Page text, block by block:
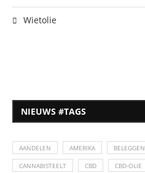
Wietolie
NIEUWS #TAGS
AANDELEN AMERIKA BELEGGEN
CANNABISTEELT CBD CBD-OLIE